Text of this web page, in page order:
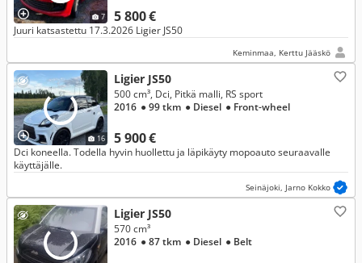
7 5 800 €
Juuri katsastettu 17.3.2026 Ligier JS50
Keminmaa, Kerttu Jääskö
16
Ligier JS50
5 900 €
500 cm³, Dci, Pitkä malli, RS sport
2016 ● 99 tkm ● Diesel ● Front-wheel
Dci koneella. Todella hyvin huollettu ja läpikäyty mopoauto seuraavalle
käyttäjälle.
Seinäjoki, Jarno Kokko
Ligier JS50
570 cm³
2016 ● 87 tkm ● Diesel ● Belt